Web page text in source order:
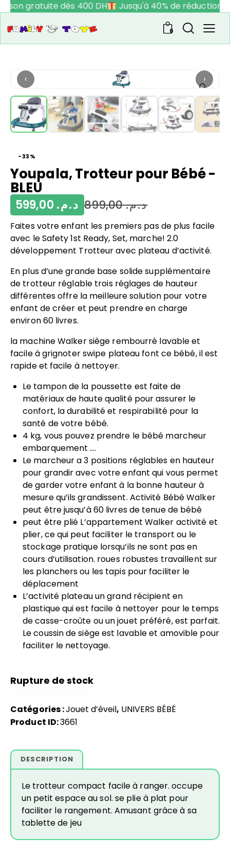
gratuite dès 400 DH Jusqu'à 40% de réduction
0
‹ ›
-33%
Youpala, Trotteur pour Bébé -
BLEU
د.م.899,00 د.م.
Faites votre enfant les premiers pas de plus facile
avec le Safety 1st Ready, Set, marche! 2.0
développement Trotteur avec plateau d’activité.
En plus d’une grande base solide supplémentaire
de trotteur réglable trois réglages de hauteur
différentes offre la meilleure solution pour votre
enfant de créer et peut prendre en charge
environ 60 livres.
la machine Walker siège rembourré lavable et
facile à grignoter swipe plateau font ce bébé, il est
rapide et facile à nettoyer.
Le tampon de la poussette est faite de
matériaux de haute qualité pour assurer le
confort, la durabilité et respirabilité pour la
santé de votre bébé.
4 kg, vous pouvez prendre le bébé marcheur
embarquement ….
Le marcheur a 3 positions réglables en hauteur
pour grandir avec votre enfant qui vous permet
de garder votre enfant à la bonne hauteur à
mesure qu’ils grandissent. Activité Bébé Walker
peut être jusqu’à 60 livres de tenue de bébé
peut être plié L’appartement Walker activité et
plier, ce qui peut faciliter le transport ou le
stockage pratique lorsqu’ils ne sont pas en
cours d’utilisation. roues robustes travaillent sur
les planchers ou les tapis pour faciliter le
déplacement
L’activité plateau un grand récipient en
plastique qui est facile à nettoyer pour le temps
de casse-croûte ou un jouet préféré, est parfait.
Le coussin de siège est lavable et amovible pour
faciliter le nettoyage.
Rupture de stock
Catégories :Jouet d’éveil, UNIVERS BÉBÉ
Product ID:3661
DESCRIPTION
Le trotteur compact facile à ranger. occupe
un petit espace au sol. se plie à plat pour
faciliter le rangement. Amusant grâce à sa
tablette de jeu